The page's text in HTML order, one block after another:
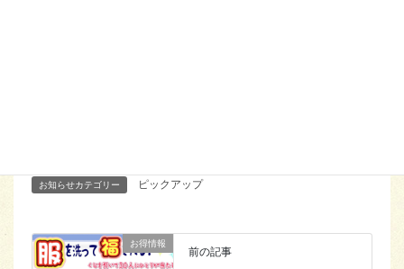
お知らせカテゴリー ピックアップ
お得情報
前の記事